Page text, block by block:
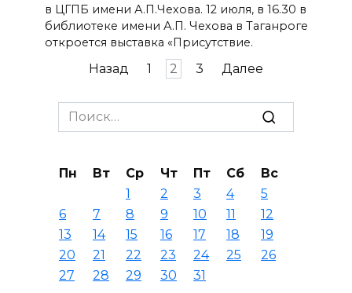
в ЦГПБ имени А.П.Чехова. 12 июля, в 16.30 в
библиотеке имени А.П. Чехова в Таганроге
откроется выставка «Присутствие.
ПагинацияНазад 1 2 3 Далее
Search
for:
Пн Вт Ср Чт Пт Сб
Вс
1
2 3 4
5
6
7 8 9 10 11
12
13
14 15 16 17 18
19
20
21 22 23 24 25
26
27
28 29 30 31